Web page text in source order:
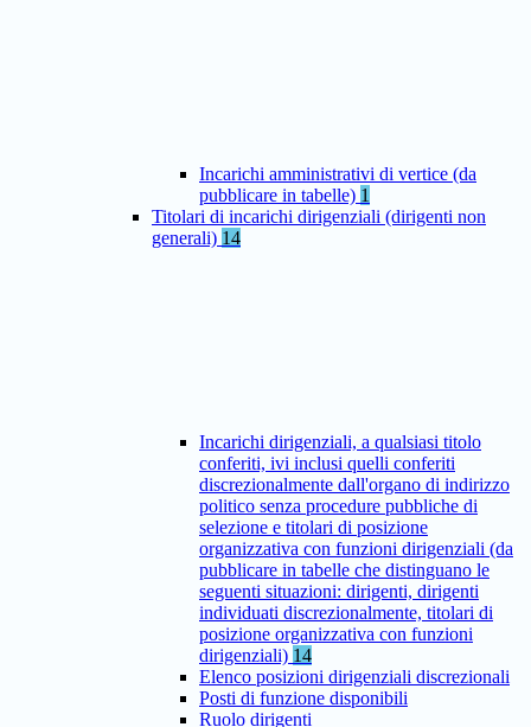
Incarichi amministrativi di vertice (da
pubblicare in tabelle) 1
Titolari di incarichi dirigenziali (dirigenti non
generali) 14
Incarichi dirigenziali, a qualsiasi titolo
conferiti, ivi inclusi quelli conferiti
discrezionalmente dall'organo di indirizzo
politico senza procedure pubbliche di
selezione e titolari di posizione
organizzativa con funzioni dirigenziali (da
pubblicare in tabelle che distinguano le
seguenti situazioni: dirigenti, dirigenti
individuati discrezionalmente, titolari di
posizione organizzativa con funzioni
dirigenziali) 14
Elenco posizioni dirigenziali discrezionali
Posti di funzione disponibili
Ruolo dirigenti